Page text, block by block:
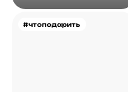
#чтоподарить